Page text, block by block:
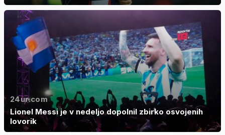
24ur.com
Lionel Messi je v nedeljo dopolnil zbirko osvojenih
lovorik